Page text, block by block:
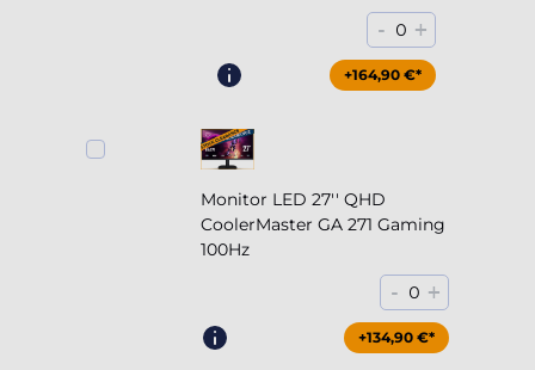
- 0 +
+164,90 €*
Monitor LED 27'' QHD
CoolerMaster GA 271 Gaming
100Hz
- 0 +
+204,90 €*
+134,90 €*